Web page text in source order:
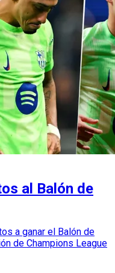
al Balón de
a ganar el Balón de
de Champions League